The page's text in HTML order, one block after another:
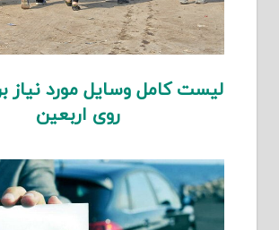
لیست کامل وسایل مورد نیاز
روی اربعین